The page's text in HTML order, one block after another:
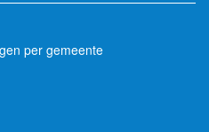
per gemeente